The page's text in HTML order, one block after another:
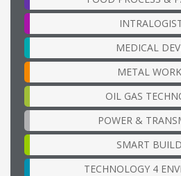
MEDICAL
METAL
OIL GAS
POWER &
SMART
TECHNOLOGY 4